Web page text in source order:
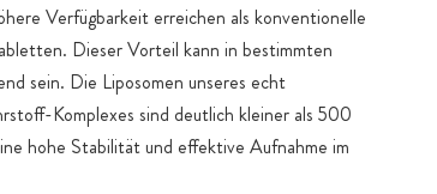
Verfügbarkeit erreichen als konventionelle
Dieser Vorteil kann in bestimmten
sein. Die Liposomen unseres echt
Komplexes sind deutlich kleiner als 500
hohe Stabilität und effektive Aufnahme im